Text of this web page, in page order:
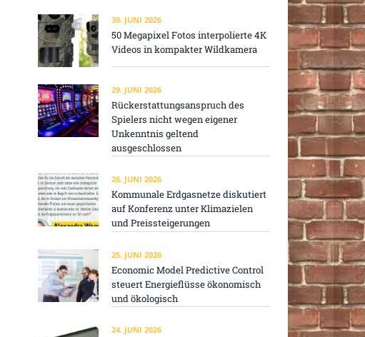
30. JUNI 2026
50 Megapixel Fotos interpolierte 4K
Videos in kompakter Wildkamera
29. JUNI 2026
Rückerstattungsanspruch des
Spielers nicht wegen eigener
Unkenntnis geltend
ausgeschlossen
26. JUNI 2026
Kommunale Erdgasnetze diskutiert
auf Konferenz unter Klimazielen
und Preissteigerungen
25. JUNI 2026
Economic Model Predictive Control
steuert Energieflüsse ökonomisch
und ökologisch
24. JUNI 2026